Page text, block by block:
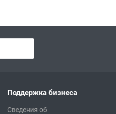
Поддержка бизнеса
Сведения об